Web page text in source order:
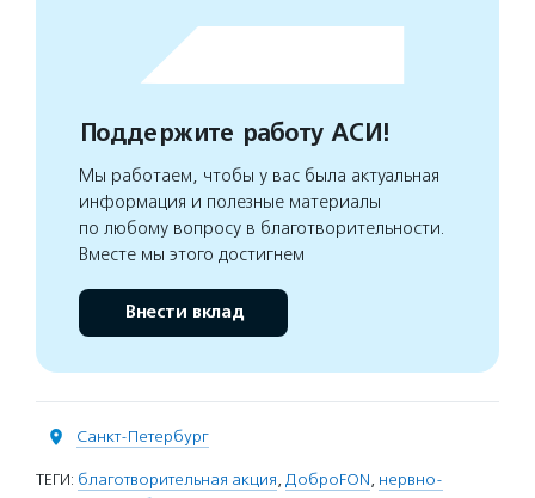
Поддержите работу АСИ!
Мы работаем, чтобы у вас была актуальная
информация и полезные материалы
по любому вопросу в благотворительности.
Вместе мы этого достигнем
Внести вклад
Санкт-Петербург
ТЕГИ: благотворительная акция, ДоброFON, нервно-